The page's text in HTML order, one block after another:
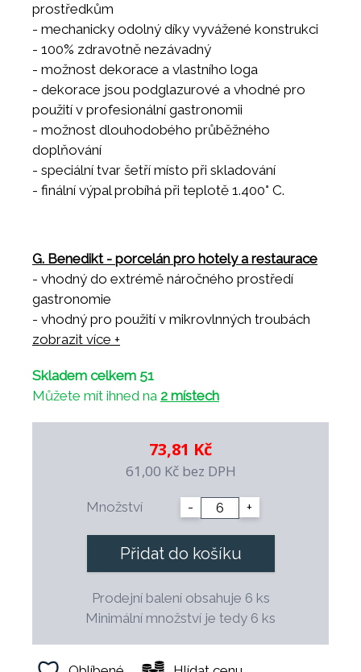
prostředkům
- mechanicky odolný díky vyvážené konstrukci
- 100% zdravotně nezávadný
- možnost dekorace a vlastního loga
- dekorace jsou podglazurové a vhodné pro
použití v profesionální gastronomii
- možnost dlouhodobého průběžného
doplňování
- speciální tvar šetří místo při skladování
- finální výpal probíhá při teplotě 1.400° C.
G. Benedikt - porcelán pro hotely a restaurace
- vhodný do extrémě náročného prostředí
gastronomie
- vhodný pro použití v mikrovlnných troubách
- vhodný do všech myček nádobí
- odolný vůči profesionálním čistícím
prostředkům
- mechanicky odolný díky vyvážené konstrukci
- 100% zdravotně nezávadný
- možnost dekorace a vlastního loga
- dekorace jsou podglazurové a vhodné pro
použití v profesionální gastronomii
- možnost dlouhodobého průběžného
- speciální tvar šetří místo při skladování
zobrazit více +
Skladem celkem 51
Můžete mít ihned na 2 místech
73,81 Kč
61,00 Kč bez DPH
Množství - +
Přidat do košíku
Prodejní balení obsahuje 6 ks
Minimální množství je tedy 6 ks